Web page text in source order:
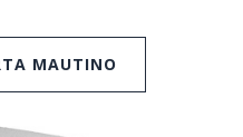
MAUTINO